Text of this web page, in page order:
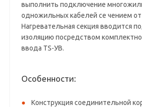
выполнить подключение
одножильных кабелей се чением
Нагревательная секция вводится
изоляцию посредством
ввода TS-УВ.
Особенности:
Конструкция соединительной